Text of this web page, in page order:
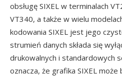
obsługę SIXEL w terminalach
VT340, a także w wielu
kodowania SIXEL jest jego
strumień danych składa się
drukowalnych i standardowych
oznacza, że grafika SIXEL